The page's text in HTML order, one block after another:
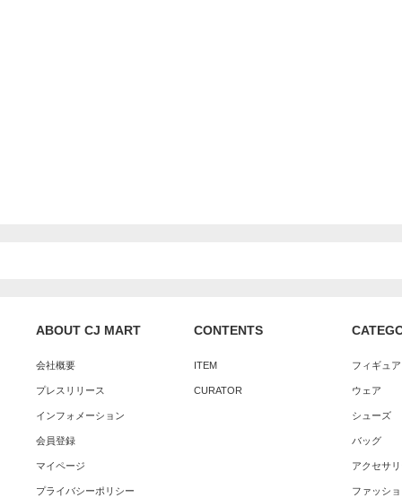
ABOUT CJ MART
会社概要
プレスリリース
インフォメーション
会員登録
マイページ
プライバシーポリシー
CONTENTS
ITEM
CURATOR
フィギュ
ウェア
シューズ
バッグ
アクセサ
ファッシ